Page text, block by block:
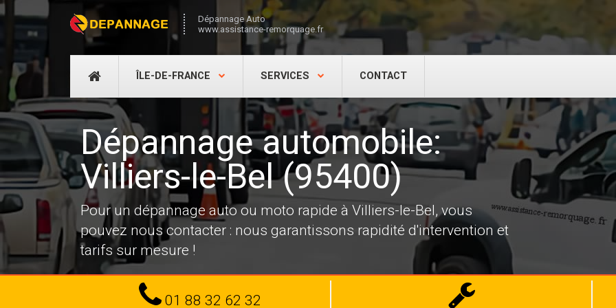
Dépannage Auto
www.assistance-remorquage.fr
DÉPANNAGE
ÎLE-DE-FRANCE SERVICES CONTACT
Dépannage automobile:
Villiers-le-Bel (95400)
Pour un dépannage auto ou moto rapide à Villiers-le-Bel, vous
pouvez nous contacter : nous garantissons rapidité d'intervention et
tarifs sur mesure !
Tel
01 88 32 62 32
Dépannage